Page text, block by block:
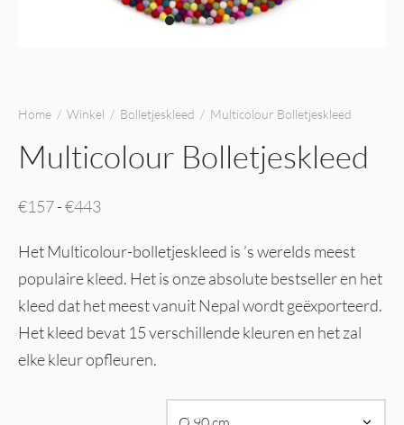
Home / Winkel / Bolletjeskleed / Multicolour Bolletjeskleed
Multicolour Bolletjeskleed
€157-€443
€443
Het Multicolour-bolletjeskleed is ’s werelds meest
populaire kleed. Het is onze absolute bestseller en het
kleed dat het meest vanuit Nepal wordt geëxporteerd.
Het kleed bevat 15 verschillende kleuren en het zal
elke kleur opfleuren.